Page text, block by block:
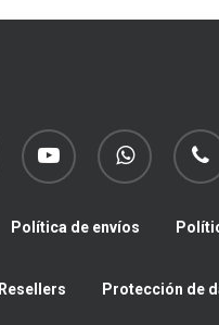
youtube whatsapp phone
Política de envíos
Resellers Protección de